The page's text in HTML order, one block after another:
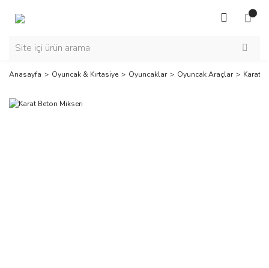
Anasayfa Oyuncak & Kırtasiye Oyuncaklar Oyuncak Araçlar Karat